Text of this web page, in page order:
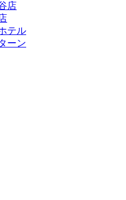
店
テル
ーン